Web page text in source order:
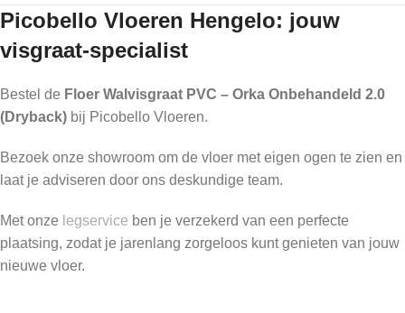
Picobello Vloeren Hengelo: jouw
visgraat-specialist
Bestel de Floer Walvisgraat PVC – Orka Onbehandeld 2.0
(Dryback) bij Picobello Vloeren.
Bezoek onze showroom om de vloer met eigen ogen te zien en
laat je adviseren door ons deskundige team.
Met onze legservice ben je verzekerd van een perfecte
plaatsing, zodat je jarenlang zorgeloos kunt genieten van jouw
nieuwe vloer.